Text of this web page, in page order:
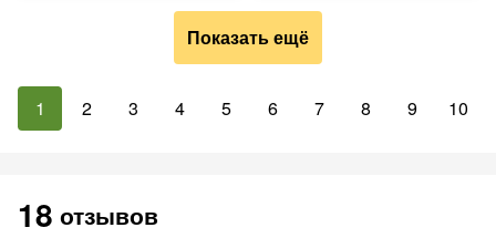
Показать ещё
1 2 3 4 5 6 7 8 9 10
18 отзывов